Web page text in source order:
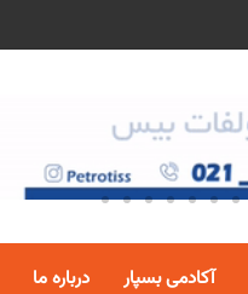
آکادمی بسپار درباره ما